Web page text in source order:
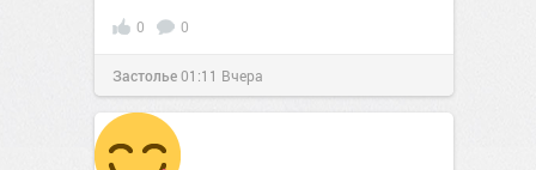
0 0
Застолье01:11 Вчера